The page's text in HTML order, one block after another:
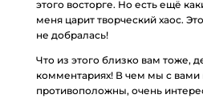
этого восторге. Но есть ещё
меня царит творческий хаос.
не добралась!
Что из этого близко вам тоже,
комментариях! В чем мы с вами
противоположны, очень